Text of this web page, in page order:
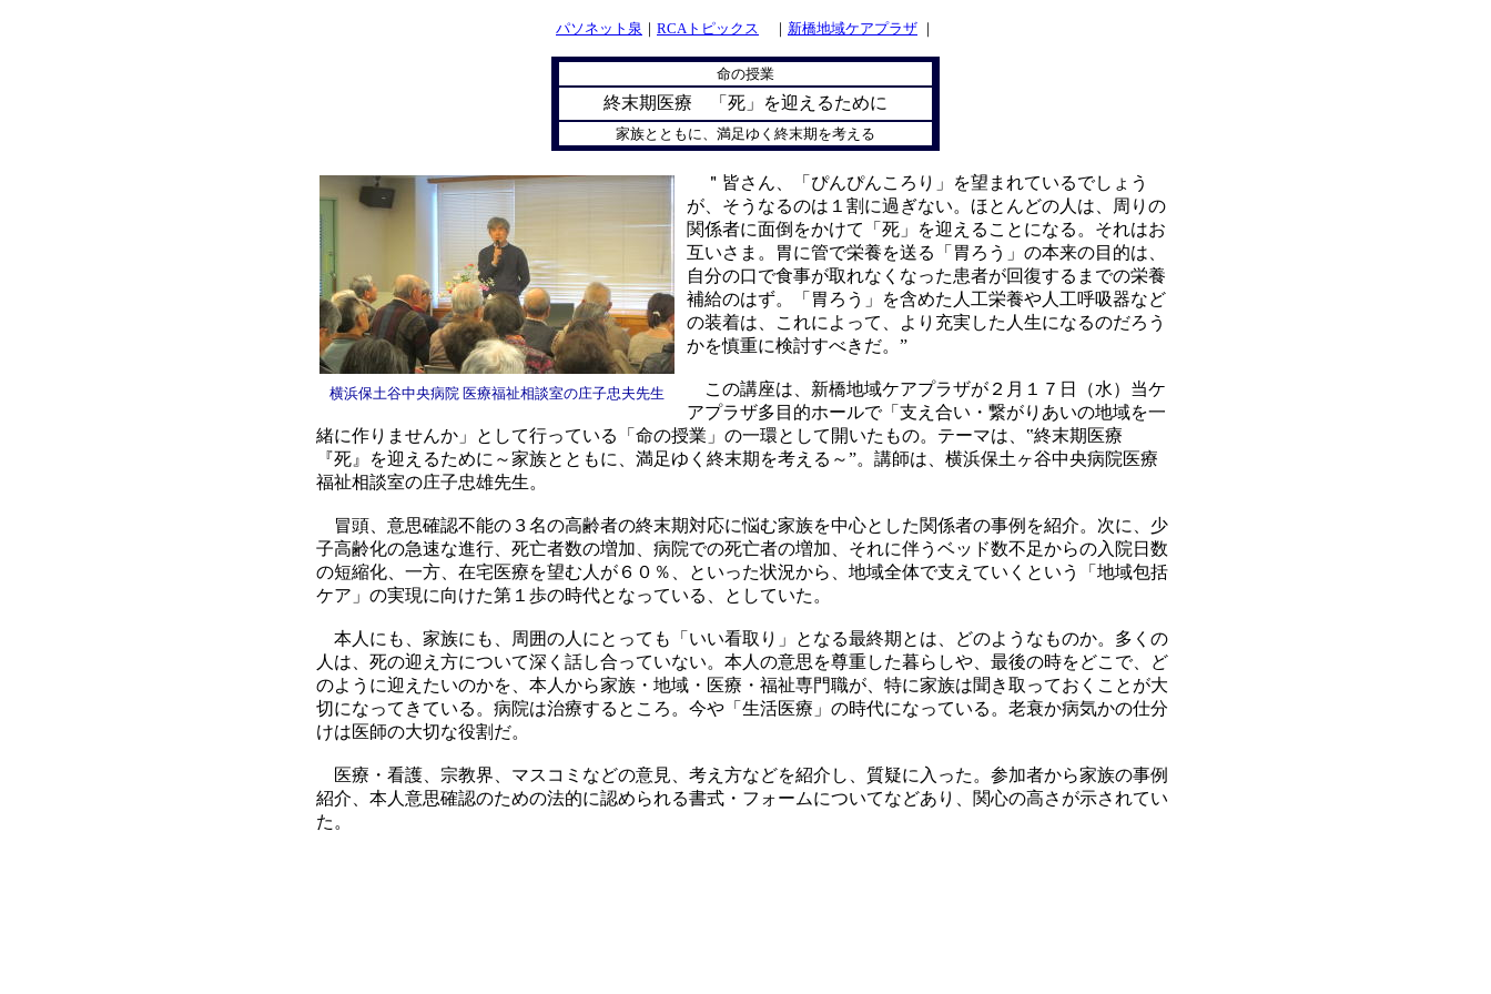
パソネット泉 ｜ RCAトピックス ｜ 新橋地域ケアプラザ ｜
命の授業
終末期医療 「死」を迎えるために
家族とともに、満足ゆく終末期を考える
横浜保土谷中央病院 医療福祉相談室の庄子忠夫先生
＂皆さん、「ぴんぴんころり」を望まれているでしょう
が、そうなるのは１割に過ぎない。ほとんどの人は、周りの
関係者に面倒をかけて「死」を迎えることになる。それはお
互いさま。胃に管で栄養を送る「胃ろう」の本来の目的は、
自分の口で食事が取れなくなった患者が回復するまでの栄養
補給のはず。「胃ろう」を含めた人工栄養や人工呼吸器など
の装着は、これによって、より充実した人生になるのだろう
かを慎重に検討すべきだ。”
この講座は、新橋地域ケアプラザが２月１７日（水）当ケ
アプラザ多目的ホールで「支え合い・繋がりあいの地域を一
緒に作りませんか」として行っている「命の授業」の一環として開いたもの。テーマは、‟終末期医療
『死』を迎えるために～家族とともに、満足ゆく終末期を考える～”。講師は、横浜保土ヶ谷中央病院医療
福祉相談室の庄子忠雄先生。
冒頭、意思確認不能の３名の高齢者の終末期対応に悩む家族を中心とした関係者の事例を紹介。次に、少
子高齢化の急速な進行、死亡者数の増加、病院での死亡者の増加、それに伴うベッド数不足からの入院日数
の短縮化、一方、在宅医療を望む人が６０％、といった状況から、地域全体で支えていくという「地域包括
ケア」の実現に向けた第１歩の時代となっている、としていた。
本人にも、家族にも、周囲の人にとっても「いい看取り」となる最終期とは、どのようなものか。多くの
人は、死の迎え方について深く話し合っていない。本人の意思を尊重した暮らしや、最後の時をどこで、ど
のように迎えたいのかを、本人から家族・地域・医療・福祉専門職が、特に家族は聞き取っておくことが大
切になってきている。病院は治療するところ。今や「生活医療」の時代になっている。老衰か病気かの仕分
けは医師の大切な役割だ。
医療・看護、宗教界、マスコミなどの意見、考え方などを紹介し、質疑に入った。参加者から家族の事例
紹介、本人意思確認のための法的に認められる書式・フォームについてなどあり、関心の高さが示されてい
た。